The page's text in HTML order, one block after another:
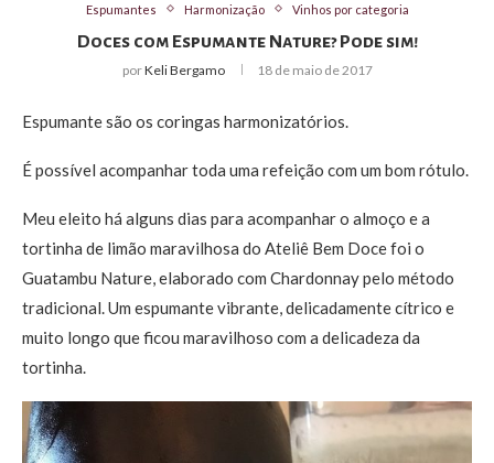
Espumantes Harmonização Vinhos por categoria
Doces com Espumante Nature? Pode sim!
porKeli Bergamo 18 de maio de 2017
Espumante são os coringas harmonizatórios.
É possível acompanhar toda uma refeição com um bom rótulo.
Meu eleito há alguns dias para acompanhar o almoço e a
tortinha de limão maravilhosa do Ateliê Bem Doce foi o
Guatambu Nature, elaborado com Chardonnay pelo método
tradicional. Um espumante vibrante, delicadamente cítrico e
muito longo que ficou maravilhoso com a delicadeza da
tortinha.